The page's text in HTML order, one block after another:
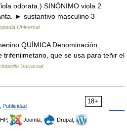
odorata.) SINÓNIMO viola 2
► sustantivo masculino 3
Universal
QUÍMICA Denominación
trifenilmetano, que se usa para teñir el
Universal
18+
Publicidad
Joomla,
Drupal,